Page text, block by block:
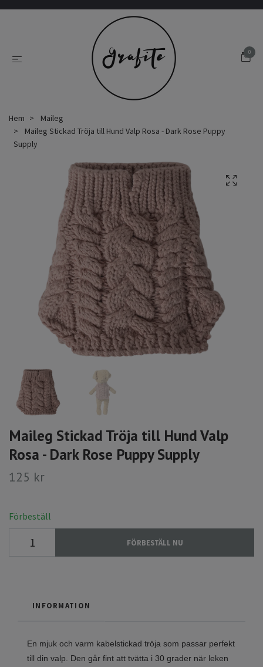
0
Hem
Maileg
Maileg Stickad Tröja till Hund Valp Rosa - Dark Rose Puppy
Supply
Maileg Stickad Tröja till Hund Valp
Rosa - Dark Rose Puppy Supply
125 kr
Förbeställ
FÖRBESTÄLL NU
INFORMATION
En mjuk och varm kabelstickad tröja som passar perfekt
till din valp. Den går fint att tvätta i 30 grader när leken